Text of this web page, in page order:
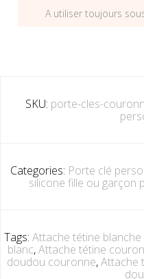
A utiliser toujours
SKU: porte-cles-
Categories: Porte clé
silicone fille ou garçon
Tags: Attache tétine
blanc,Attache tétine
doudou couronne,Attache